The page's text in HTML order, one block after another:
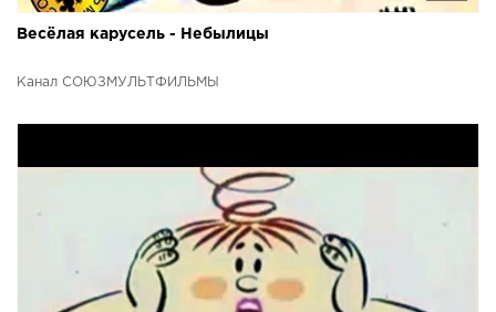
Весёлая карусель - Небылицы
Канал СОЮЗМУЛЬТФИЛЬМЫ